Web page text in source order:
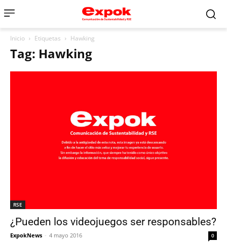
Inicio Etiquetas Hawking
Tag: Hawking
RSE
¿Pueden los videojuegos ser responsables?
ExpokNews - 4 mayo 2016 0